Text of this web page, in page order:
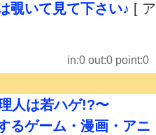
覗いて見て下さい♪ [ ア
in:0 out:0 point:0
人は若ハゲ!?〜
るゲーム・漫画・アニ